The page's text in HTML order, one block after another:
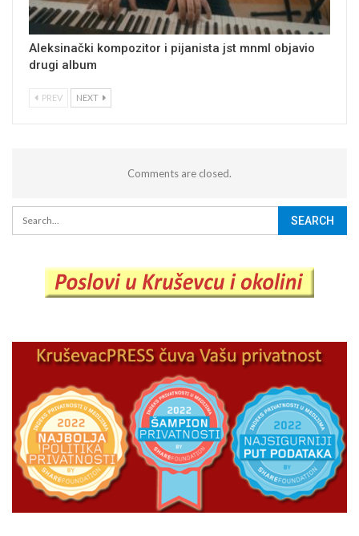
Aleksinački kompozitor i pijanista jst mnml objavio
drugi album
PREV NEXT
Comments are closed.